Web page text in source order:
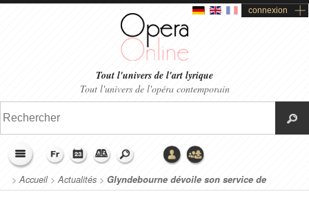
connexion
Tout l'univers de l'art lyrique
Tout l'univers de l'opéra contemporain
>Accueil>Actualités > Glyndebourne dévoile son service de
streaming, Glyndebourne Encore